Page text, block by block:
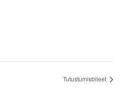
Tutustumisbileet